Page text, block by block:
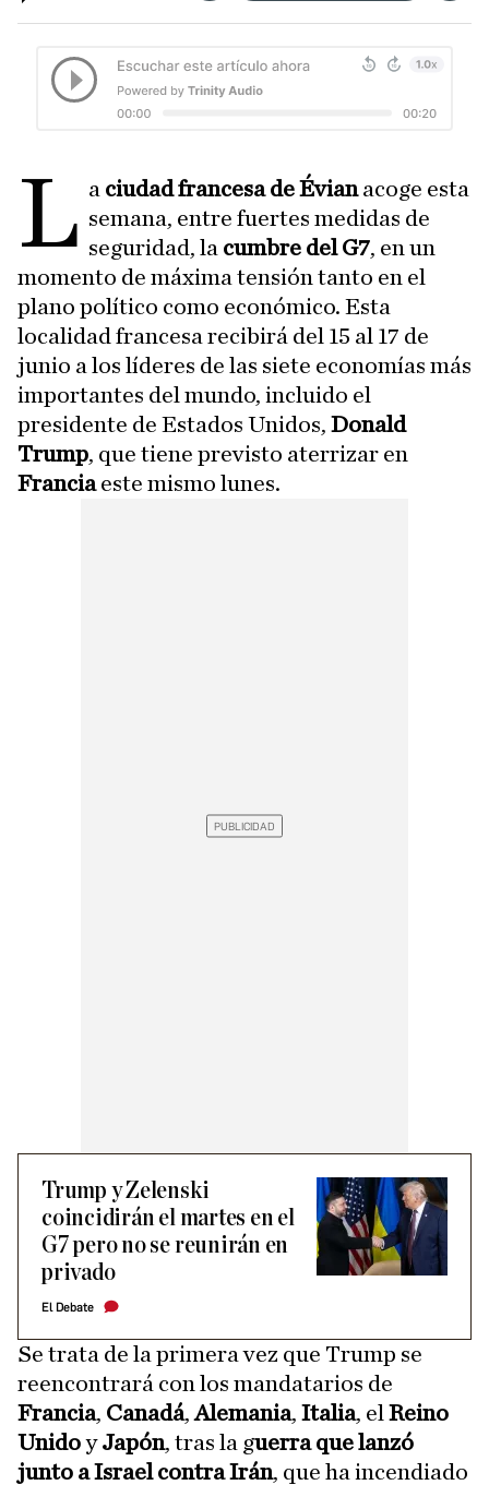
L a ciudad francesa de Évianacoge esta
semana, entre fuertes medidas de
seguridad, la cumbre del G7, en un
momento de máxima tensión tanto en el
plano político como económico. Esta
localidad francesa recibirá del 15 al 17 de
junio a los líderes de las siete economías más
importantes del mundo, incluido el
presidente de Estados Unidos, Donald
Trump, que tiene previsto aterrizar en
Franciaeste mismo lunes.
Trump y Zelenski
coincidirán el martes en el
G7 pero no se reunirán en
privado
El Debate
Se trata de la primera vez que Trump se
reencontrará con los mandatarios de
Francia, Canadá,Alemania, Italia, el Reino
UnidoyJapón, tras la guerra que lanzó
junto a Israel contra Irán, que ha incendiado